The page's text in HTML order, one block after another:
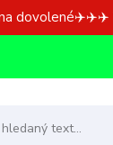
dovolené✈️✈️✈️